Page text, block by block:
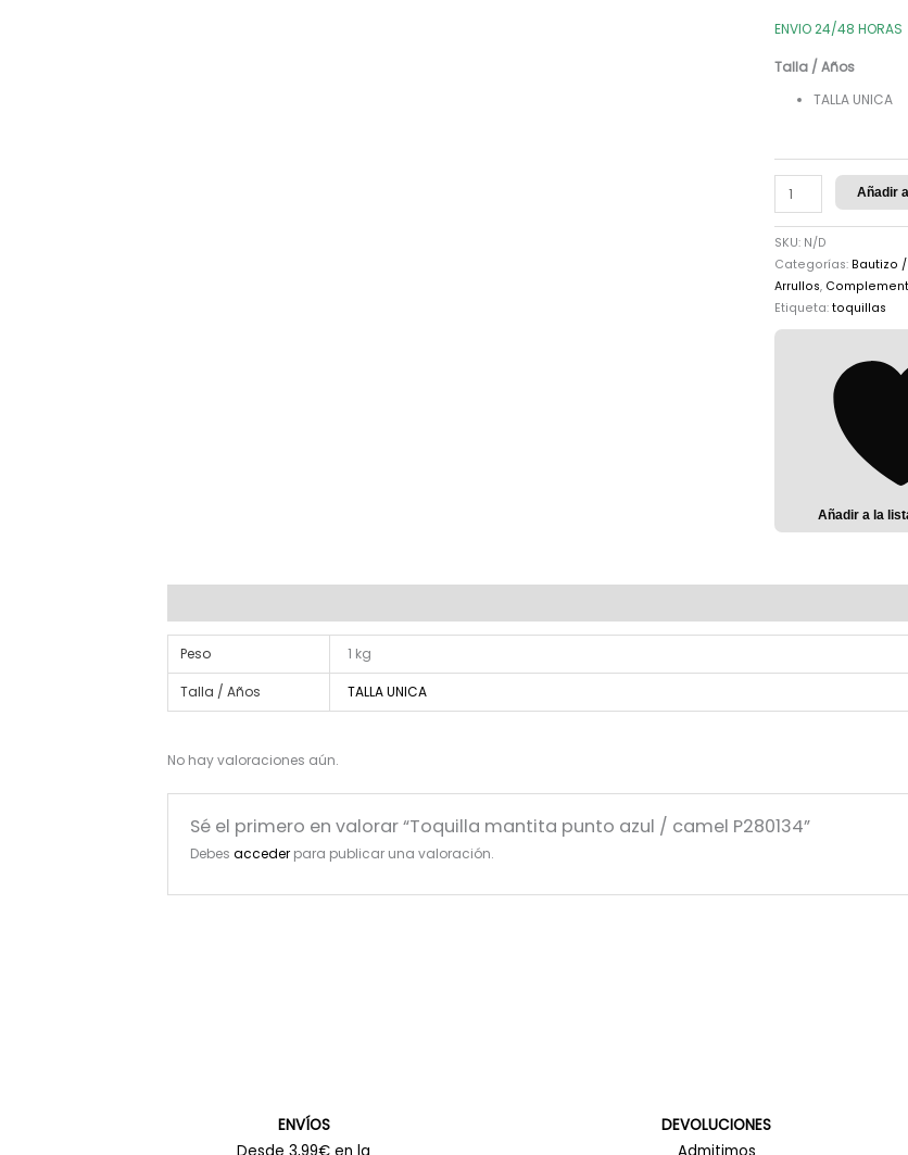
ENVIO 24/48 HORAS
Talla / Años
TALLA UNICA
Añadir
SKU: N/D
Categorías: Bautizo
Arrullos,
Etiqueta:toquillas
Añadir a la
Peso 1 kg
Talla / Años TALLA UNICA
No hay valoraciones aún.
Sé el primero en valorar “Toquilla mantita punto azul / camel P280134”
Debesacceder para publicar una valoración.
ENVÍOS
DEVOLUCIONES